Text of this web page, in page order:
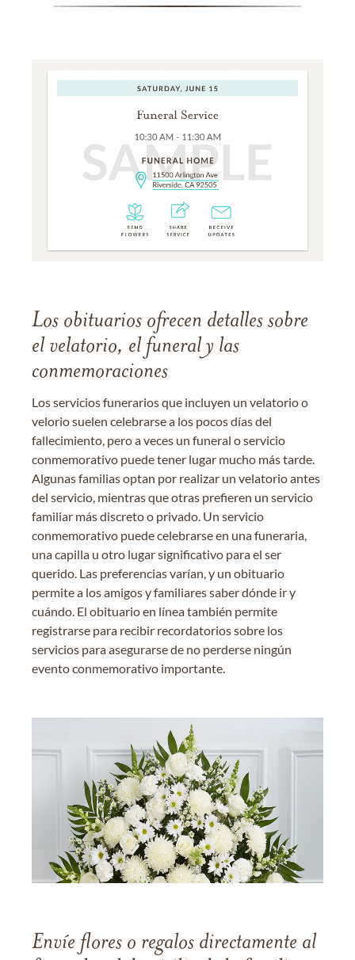
Los obituarios ofrecen detalles sobre
el velatorio, el funeral y las
conmemoraciones
Los servicios funerarios que incluyen un velatorio o
velorio suelen celebrarse a los pocos días del
fallecimiento, pero a veces un funeral o servicio
conmemorativo puede tener lugar mucho más tarde.
Algunas familias optan por realizar un velatorio antes
del servicio, mientras que otras prefieren un servicio
familiar más discreto o privado. Un servicio
conmemorativo puede celebrarse en una funeraria,
una capilla u otro lugar significativo para el ser
querido. Las preferencias varían, y un obituario
permite a los amigos y familiares saber dónde ir y
cuándo. El obituario en línea también permite
registrarse para recibir recordatorios sobre los
servicios para asegurarse de no perderse ningún
evento conmemorativo importante.
Envíe flores o regalos directamente al